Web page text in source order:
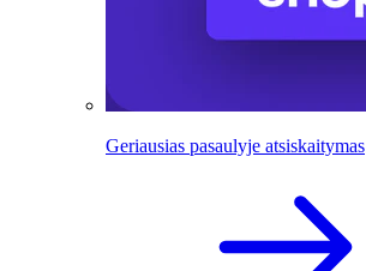
Geriausias pasaulyje atsiskaitymas